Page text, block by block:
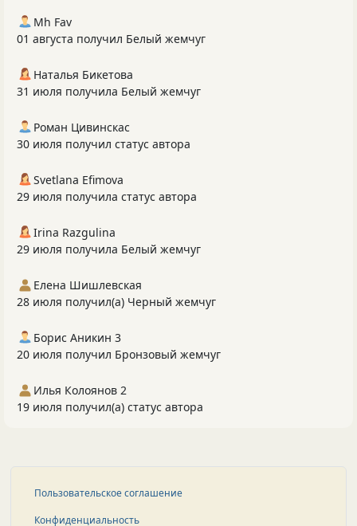
Mh Fav
01 августа получил Белый жемчуг
Наталья Бикетова
31 июля получила Белый жемчуг
Роман Цивинскас
30 июля получил статус автора
Svetlana Efimova
29 июля получила статус автора
Irina Razgulina
29 июля получила Белый жемчуг
Елена Шишлевская
28 июля получил(а) Черный жемчуг
Борис Аникин 3
20 июля получил Бронзовый жемчуг
Илья Колоянов 2
19 июля получил(а) статус автора
Пользовательское соглашение
Конфиденциальность